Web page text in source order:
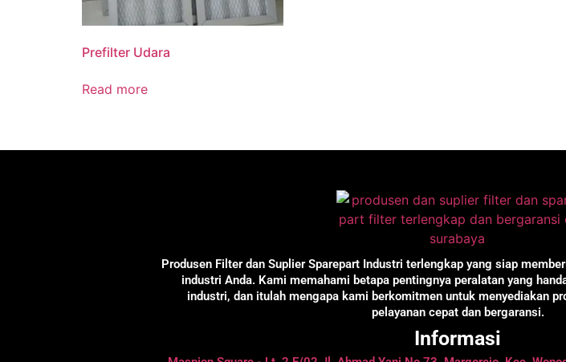
Prefilter Udara
Read more
Produsen Filter dan Suplier Sparepart Industri terlengkap yang siap
industri Anda. Kami memahami betapa pentingnya peralatan yang
industri, dan itulah mengapa kami berkomitmen untuk menyediakan
pelayanan cepat dan bergaransi.
Informasi